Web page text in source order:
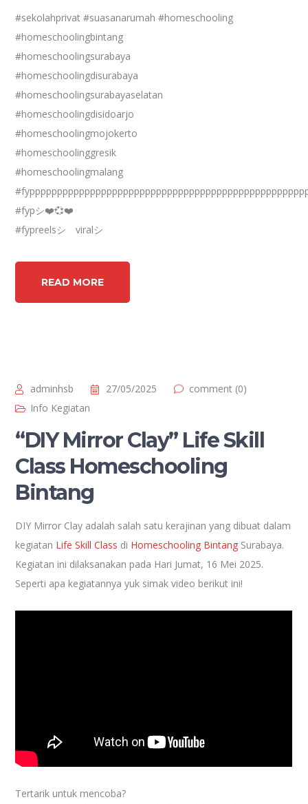
#sekolahprivat #suasanarumah #homeschooling
#homeschoolingbintang
#homeschoolingsurabaya
#homeschoolingdisurabaya
#homeschoolingsurabayaselatan
#homeschoolingdisidoarjo
#homeschoolingmojokerto
#homeschoolinggresik
#homeschoolingmalang
#fypシ❤️💞❤️
#fypreelsシ゚viralシ
READ MORE
adminhsb 27/05/2025
comment (0)
Info Kegiatan
“DIY Mirror Clay” Life Skill
Class Homeschooling
Bintang
DIY Mirror Clay adalah salah satu kerajinan yang dibuat dalam
kegiatan Life Skill Class di Homeschooling Bintang Surabaya.
Kegiatan ini dilaksanakan pada Hari Jumat, 16 Mei 2025.
Seperti apa kegiatannya yuk simak video berikut ini!
Tertarik untuk mencoba?